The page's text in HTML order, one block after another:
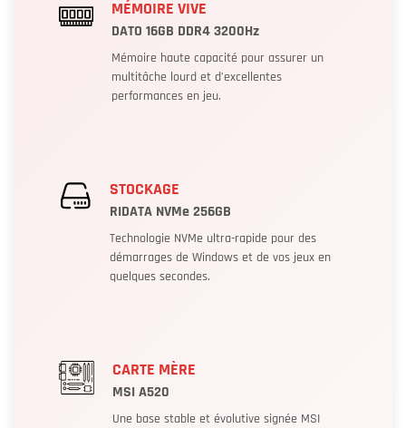
MÉMOIRE VIVE
DATO 16GB DDR4 3200Hz
Mémoire haute capacité pour assurer un
multitâche lourd et d’excellentes
performances en jeu.
STOCKAGE
RIDATA NVMe 256GB
Technologie NVMe ultra-rapide pour des
démarrages de Windows et de vos jeux en
quelques secondes.
CARTE MÈRE
MSI A520
Une base stable et évolutive signée MSI